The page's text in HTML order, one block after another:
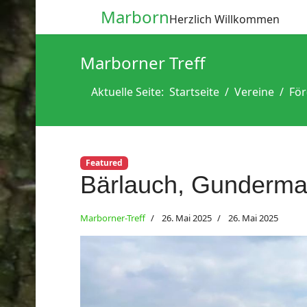
MarbornHerzlich Willkommen
Marborner Treff
Aktuelle Seite: Startseite Vereine
Featured
Bärlauch,
Marborner-Treff 26. Mai 2025 26. Mai 2025